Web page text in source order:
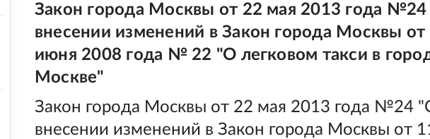
Закон города Москвы от 22 мая 2013 года
внесении изменений в Закон города Москвы от
июня 2008 года № 22 "О легковом такси в
Москве"
Закон города Москвы от 22 мая 2013 года №24
внесении изменений в Закон города Москвы от